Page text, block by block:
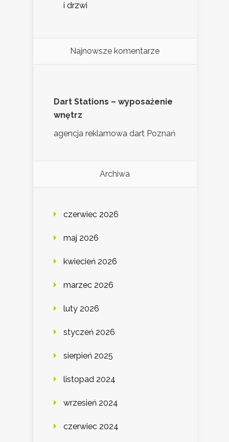
i drzwi
Najnowsze komentarze
Dart Stations – wyposażenie
wnętrz
agencja reklamowa dart Poznań
Archiwa
czerwiec 2026
maj 2026
kwiecień 2026
marzec 2026
luty 2026
styczeń 2026
sierpień 2025
listopad 2024
wrzesień 2024
czerwiec 2024